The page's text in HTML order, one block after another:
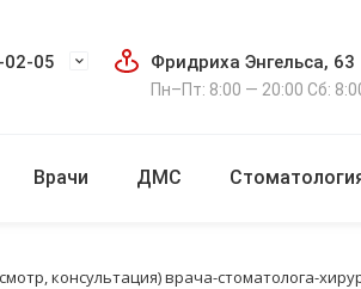
02-05 Фридриха Энгельса, 63
Пн–Пт: 8:00 — 20:00 Сб:
Врачи ДМС
консультация) врача-стоматолога-